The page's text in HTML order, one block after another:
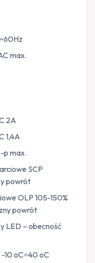
max.
2A
1,4A
p max.
SCP
powrót
OLP 105-150%
powrót
LED – obecność
10 oC÷40 oC